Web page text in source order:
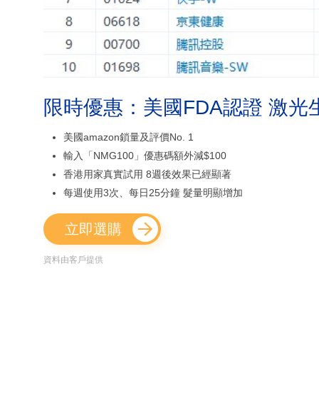
限時優惠：美國FDA認證 激光
美國amazon鎖量及評價No. 1
輸入「NMG100」優惠碼額外減$100
香港用家真實試用 8週後效果已經顯著
每週使用3次、每日25分鐘 髮量明顯增加
立即選購
資料由客戶提供